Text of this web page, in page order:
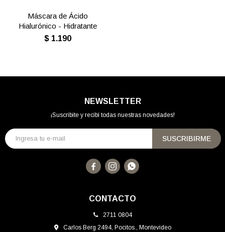
Máscara de Ácido
Hialurónico - Hidratante
$ 1.190
CONTACTO
2711 0804
Carlos Berg 2494, Pocitos., Montevideo
NEWSLETTER
¡Suscribite y recibí todas nuestras novedades!
SUSCRIBIRME
  